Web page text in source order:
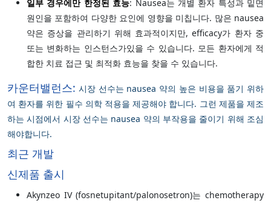
일부 경우에만 한정된 효능: Nausea는 개별 환자 특성과 밑면
원인을 포함하여 다양한 요인에 영향을 미칩니다. 많은 nausea
약은 증상을 관리하기 위해 효과적이지만, efficacy가 환자 중
또는 변화하는 인스턴스가있을 수 있습니다. 모든 환자에게 적
합한 치료 접근 및 최적화 효능을 찾을 수 있습니다.
카운터밸런스: 시장 선수는 nausea 약의 높은 비용을 품기 위하
여 환자를 위한 필수 의학 적용을 제공해야 합니다. 그런 제품을 제조
하는 시점에서 시장 선수는 nausea 약의 부작용을 줄이기 위해 조심
해야합니다.
최근 개발
신제품 출시
Akynzeo IV (fosnetupitant/palonosetron)는 chemotherapy